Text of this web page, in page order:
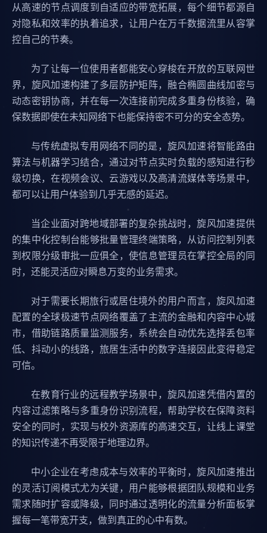
从高速的节点调度到自适应的带宽拓展，每个细节都源自
对隐私和效率的执着追求，让用户在万千数据流里从容掌
控自己的节奏。
为了让每一位使用者都能安心穿梭在开放的互联网世
界，旋风加速构建了多层防护矩阵，融合椭圆曲线加密与
动态密钥协商，并在每一次连接前完成多重身份核验，确
保数据即使在未知网络下也能保持密不可分的安全态势。
与传统虚拟专用网络不同的是，旋风加速将智能路由
算法与机器学习结合，通过对节点实时负载的感知进行秒
级切换，在视频会议、云游戏以及高清流媒体等场景中，
都可以让用户体验到几乎无感的延迟。
当企业面对跨地域部署的复杂挑战时，旋风加速提供
的集中化控制台能够批量管理终端策略，从访问控制列表
到权限分级审批一应俱全，使信息管理员在掌控全局的同
时，还能灵活应对瞬息万变的业务需求。
对于需要长期旅行或居住境外的用户而言，旋风加速
配置的全球极速节点网络覆盖了主流的金融和内容中心城
市，借助链路质量监测服务，系统会自动优先选择丢包率
低、抖动小的线路，旅居生活中的数字连接因此变得稳定
可信。
在教育行业的远程教学场景中，旋风加速凭借内置的
内容过滤策略与多重身份识别流程，帮助学校在保障资料
安全的同时，实现与校外资源库的高速交互，让线上课堂
的知识传递不再受限于地理边界。
中小企业在考虑成本与效率的平衡时，旋风加速推出
的灵活订阅模式尤为关键，用户能够根据团队规模和业务
需求随时扩容或降级，同时通过透明化的流量分析面板掌
握每一笔带宽开支，做到真正的心中有数。